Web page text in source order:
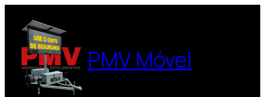
para
conteúdo
PMV Móvel